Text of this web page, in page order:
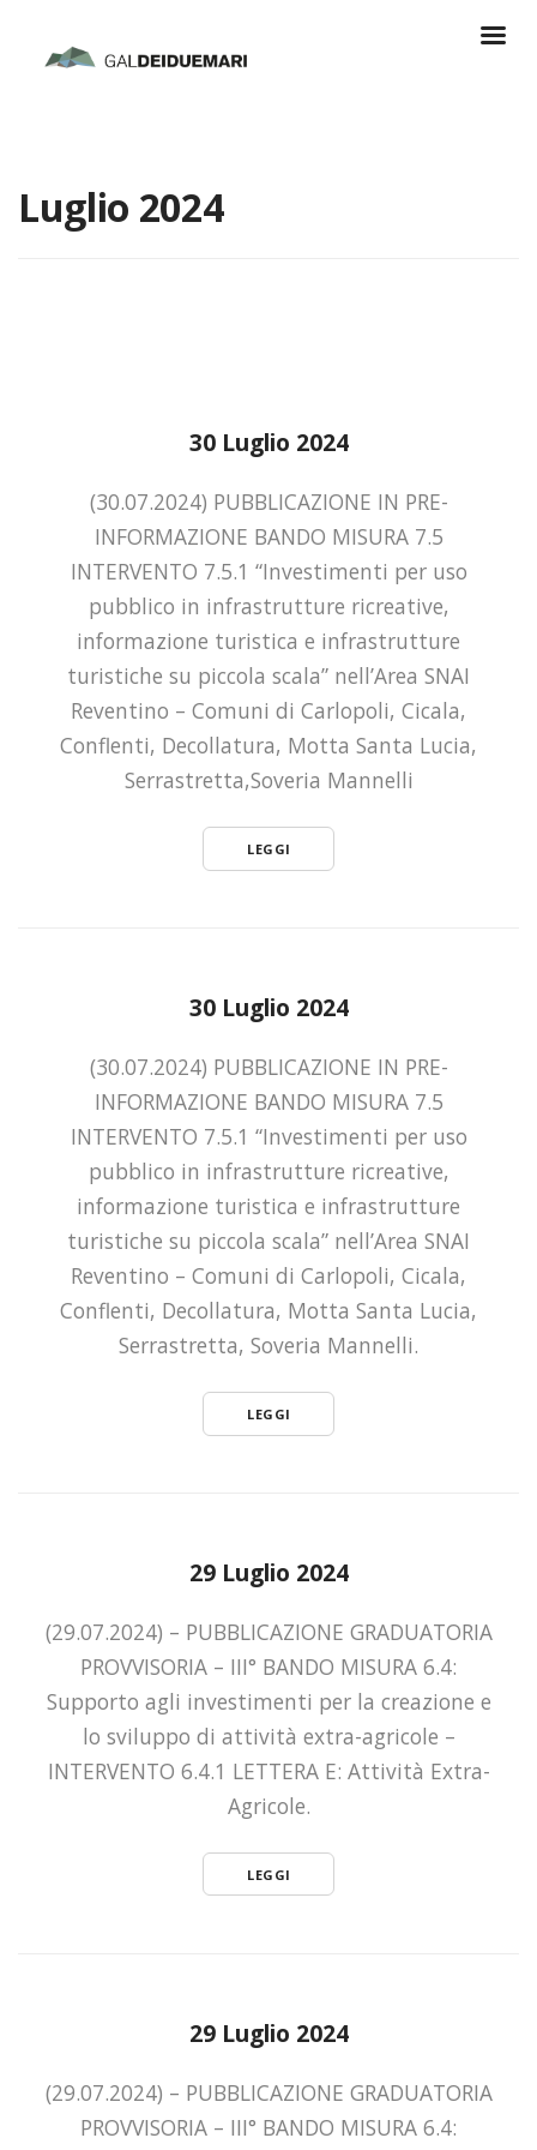
Luglio 2024
30 Luglio 2024
(30.07.2024) PUBBLICAZIONE IN PRE-
INFORMAZIONE BANDO MISURA 7.5
INTERVENTO 7.5.1 “Investimenti per uso
pubblico in infrastrutture ricreative,
informazione turistica e infrastrutture
turistiche su piccola scala” nell’Area SNAI
Reventino – Comuni di Carlopoli, Cicala,
Conflenti, Decollatura, Motta Santa Lucia,
Serrastretta,Soveria Mannelli
LEGGI
30 Luglio 2024
(30.07.2024) PUBBLICAZIONE IN PRE-
INFORMAZIONE BANDO MISURA 7.5
INTERVENTO 7.5.1 “Investimenti per uso
pubblico in infrastrutture ricreative,
informazione turistica e infrastrutture
turistiche su piccola scala” nell’Area SNAI
Reventino – Comuni di Carlopoli, Cicala,
Conflenti, Decollatura, Motta Santa Lucia,
Serrastretta, Soveria Mannelli.
LEGGI
29 Luglio 2024
(29.07.2024) – PUBBLICAZIONE GRADUATORIA
PROVVISORIA – III° BANDO MISURA 6.4:
Supporto agli investimenti per la creazione e
lo sviluppo di attività extra-agricole –
INTERVENTO 6.4.1 LETTERA E: Attività Extra-
Agricole.
LEGGI
29 Luglio 2024
(29.07.2024) – PUBBLICAZIONE GRADUATORIA
PROVVISORIA – III° BANDO MISURA 6.4: